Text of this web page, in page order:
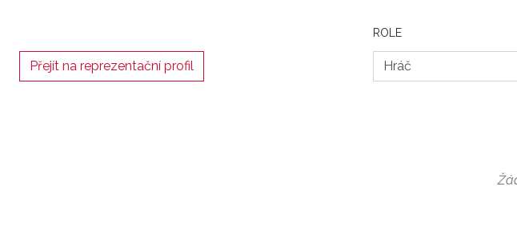
Přejít na reprezentační profil
ROLE